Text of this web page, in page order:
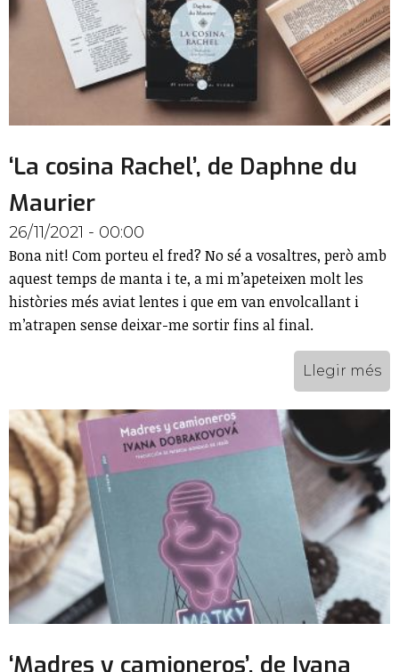
‘La cosina Rachel’, de Daphne du
Maurier
26/11/2021 - 00:00
Bona nit! Com porteu el fred? No sé a vosaltres, però amb
aquest temps de manta i te, a mi m’apeteixen molt les
històries més aviat lentes i que em van envolcallant i
m’atrapen sense deixar-me sortir fins al final.
Llegir més
‘Madres y camioneros’, de Ivana